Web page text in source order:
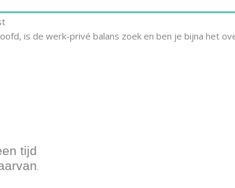
is de werk-privé balans zoek en ben je bijna het
tijd
.